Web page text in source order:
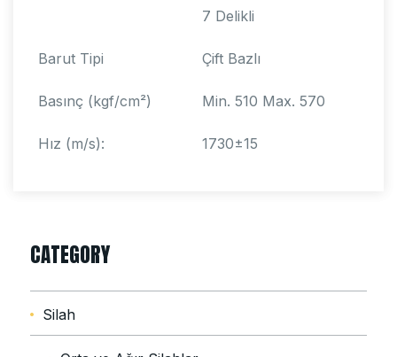
7 Delikli
Barut Tipi Çift Bazlı
Basınç (kgf/cm²) Min. 510 Max. 570
Hız (m/s): 1730±15
CATEGORY
Silah